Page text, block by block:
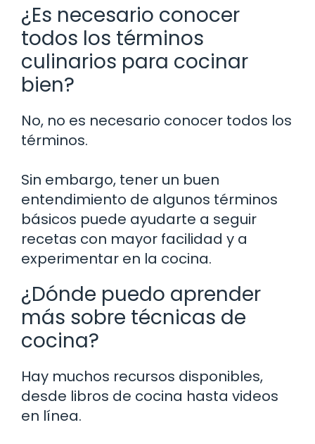
¿Es necesario conocer
todos los términos
culinarios para cocinar
bien?
No, no es necesario conocer todos los
términos.
Sin embargo, tener un buen
entendimiento de algunos términos
básicos puede ayudarte a seguir
recetas con mayor facilidad y a
experimentar en la cocina.
¿Dónde puedo aprender
más sobre técnicas de
cocina?
Hay muchos recursos disponibles,
desde libros de cocina hasta videos
en línea.